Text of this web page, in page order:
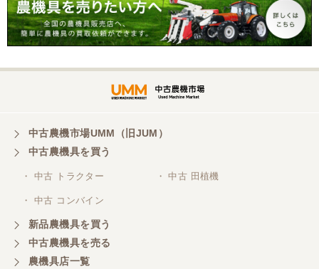
中古農機市場UMM（旧JUM）
中古農機具を買う
・ 中古 トラクター ・ 中古 田植機
・ 中古 コンバイン
新品農機具を買う
中古農機具を売る
農機具店一覧